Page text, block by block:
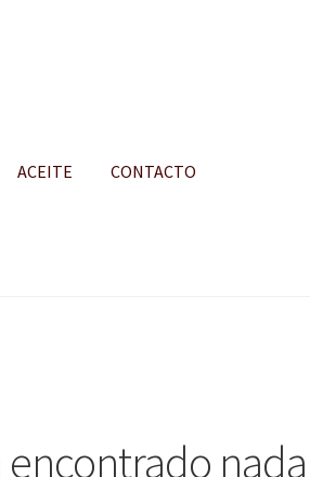
ACEITE CONTACTO
encontrado nada